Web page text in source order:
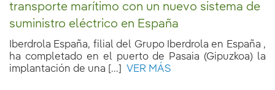
transporte marítimo con un nuevo sistema de
suministro eléctrico en España
Iberdrola España, filial del Grupo Iberdrola en España ,
ha completado en el puerto de Pasaia (Gipuzkoa) la
implantación de una [...]
VER MÁS